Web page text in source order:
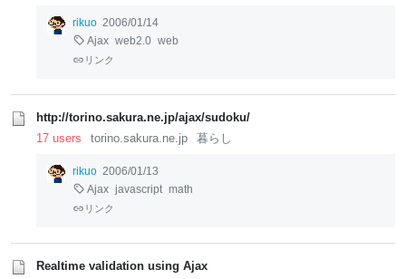
rikuo 2006/01/14
Ajax web2.0 web
リンク
http://torino.sakura.ne.jp/ajax/sudoku/
17 users
torino.sakura.ne.jp 暮らし
rikuo 2006/01/13
Ajax javascript math
リンク
Realtime validation using Ajax